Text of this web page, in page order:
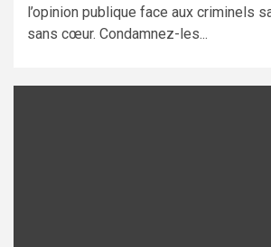
l’opinion publique face aux criminels
sans cœur. Condamnez-les...